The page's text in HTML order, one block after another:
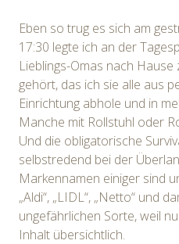
Eben so trug es sich am
17:30 legte ich an der
Lieblings-Omas nach
gehört, das ich sie alle aus
Einrichtung abhole und in
Manche mit Rollstuhl oder
Und die obligatorische
selbstredend bei der
Markennamen einiger sind
„Aldi“, „LIDL“, „Netto“ und
ungefährlichen Sorte, weil
Inhalt übersichtlich.